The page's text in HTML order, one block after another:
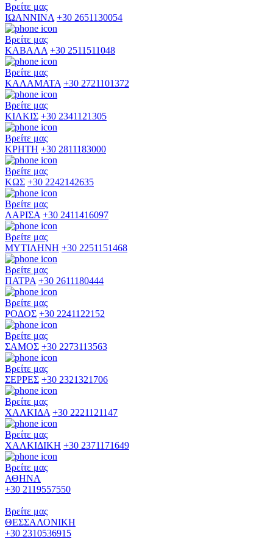
Βρείτε μας
ΙΩΑΝΝΙΝΑ +30 2651130054
Βρείτε μας
ΚΑΒΑΛΑ +30 2511511048
Βρείτε μας
ΚΑΛΑΜΑΤΑ +30 2721101372
Βρείτε μας
ΚΙΛΚΙΣ +30 2341121305
Βρείτε μας
ΚΡΗΤΗ +30 2811183000
Βρείτε μας
ΚΩΣ +30 2242142635
Βρείτε μας
ΛΑΡΙΣΑ +30 2411416097
Βρείτε μας
ΜΥΤΙΛΗΝΗ +30 2251151468
Βρείτε μας
ΠΑΤΡΑ +30 2611180444
Βρείτε μας
ΡΟΔΟΣ +30 2241122152
Βρείτε μας
ΣΑΜΟΣ +30 2273113563
Βρείτε μας
ΣΕΡΡΕΣ +30 2321321706
Βρείτε μας
ΧΑΛΚΙΔΑ +30 2221121147
Βρείτε μας
ΧΑΛΚΙΔΙΚΗ +30 2371171649
Βρείτε μας
ΑΘΗΝΑ
+30 2119557550
Βρείτε μας
ΘΕΣΣΑΛΟΝΙΚΗ
+30 2310536915